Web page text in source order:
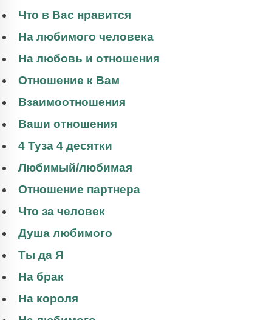
Что в Вас нравится
На любимого человека
На любовь и отношения
Отношение к Вам
Взаимоотношения
Ваши отношения
4 Туза 4 десятки
Любимый/любимая
Отношение партнера
Что за человек
Душа любимого
Ты да Я
На брак
На короля